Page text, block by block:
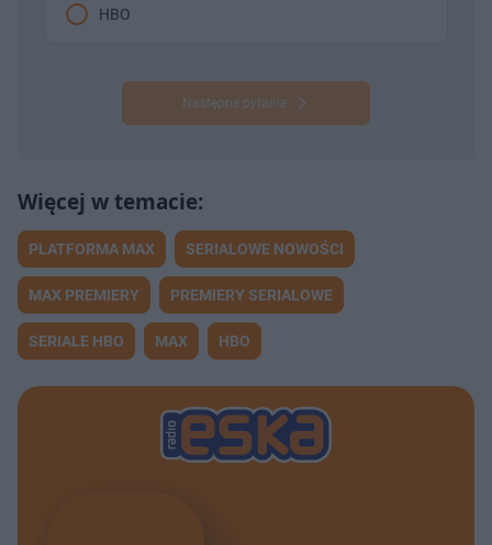
HBO
Następne pytanie
PLATFORMA MAX SERIALOWE NOWOŚCI
MAX PREMIERY PREMIERY SERIALOWE
SERIALE HBO MAX HBO